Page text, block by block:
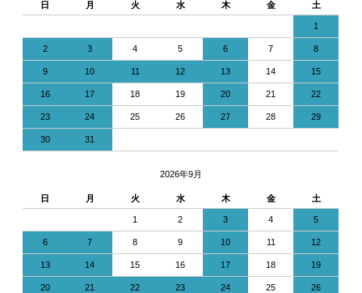
日 月 火 水 木 金 土
1
2 3 4 5 6 7 8
9 10 11 12 13 14 15
16 17 18 19 20 21 22
23 24 25 26 27 28 29
30 31
2026年9月
日 月 火 水 木 金 土
1 2 3 4 5
6 7 8 9 10 11 12
13 14 15 16 17 18 19
20 21 22 23 24 25 26